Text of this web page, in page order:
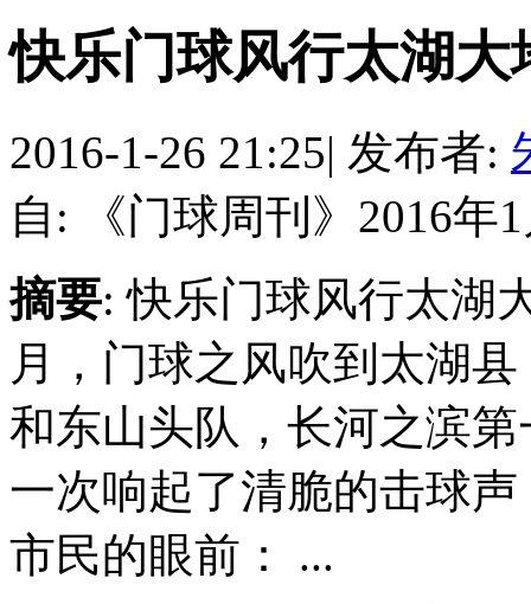
快乐门球风行太湖大
2016-1-26 21:25| 发布者:
自: 《门球周刊》2016年
摘要: 快乐门球风行太湖
月，门球之风吹到太湖
和东山头队，长河之滨
一次响起了清脆的击球
市民的眼前： ...